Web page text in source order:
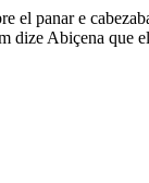
el panar e
Abiçena